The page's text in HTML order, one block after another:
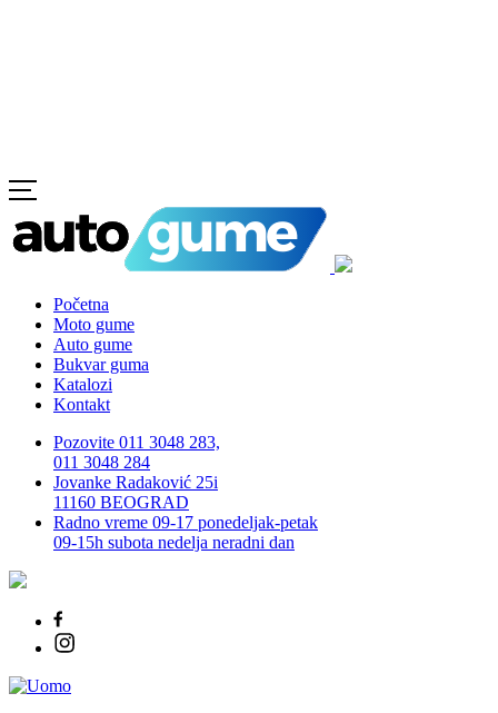
Početna
Moto gume
Auto gume
Bukvar guma
Katalozi
Kontakt
Pozovite 011 3048 283,
011 3048 284
Jovanke Radaković 25i
11160 BEOGRAD
Radno vreme 09-17 ponedeljak-petak
09-15h subota nedelja neradni dan